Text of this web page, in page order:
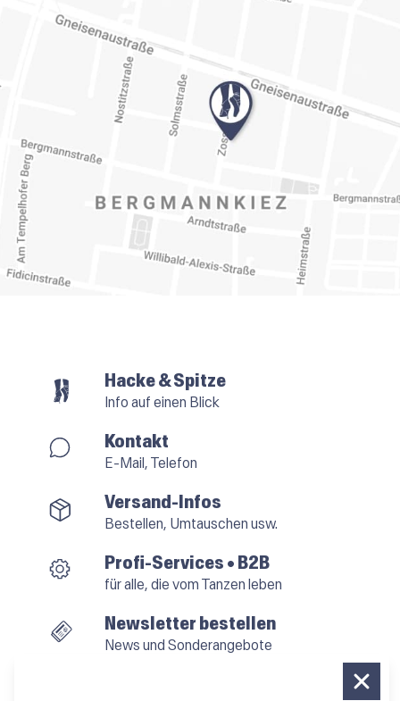
Hacke & Spitze
Info auf einen Blick
Kontakt
E-Mail, Telefon
Versand-Infos
Bestellen, Umtauschen usw.
Profi-Services • B2B
für alle, die vom Tanzen leben
Newsletter bestellen
News und Sonderangebote